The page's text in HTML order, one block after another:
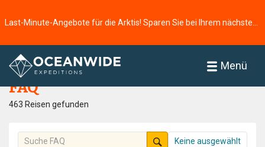
Menü
Startseite
FAQ
463 Reisen gefunden
Keine ausgewählt